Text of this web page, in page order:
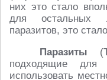
них это стало
для остальных
паразитов, это
Паразиты
подходящие
использовать